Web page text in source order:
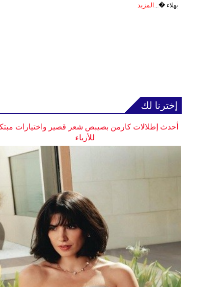
بهلاء �... المزيد
إخترنا لك
أحدث إطلالات كارمن بصيبص شعر قصير واختيارات
للأزياء